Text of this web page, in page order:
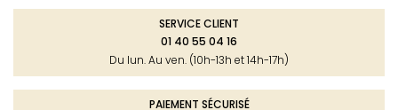
SERVICE CLIENT
01 40 55 04 16
Du lun. Au ven. (10h-13h et 14h-17h)
PAIEMENT SÉCURISÉ